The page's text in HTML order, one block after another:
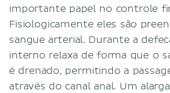
importante papel no controle
Fisiologicamente eles são
sangue arterial. Durante a
interno relaxa de forma que o
é drenado, permitindo a
através do canal anal. Um